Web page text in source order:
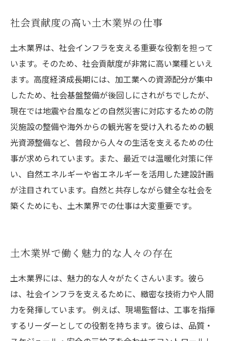
社会貢献度の高い土木業界の仕事
土木業界は、社会インフラを支える重要な役割を担って
います。そのため、社会貢献度が非常に高い業種といえ
ます。高度経済成長期には、加工業への資源配分が集中
したため、社会基盤整備が後回しにされがちでしたが、
現在では地震や台風などの自然災害に対応するための防
災施設の整備や海外からの観光客を受け入れるための観
光資源整備など、普段から人々の生活を支えるための仕
事が求められています。また、最近では温暖化対策に伴
い、自然エネルギーや省エネルギーを活用した建設計画
が注目されています。自然と共存しながら健全な社会を
築くためにも、土木業界での仕事は大変重要です。
土木業界で働く魅力的な人々の存在
土木業界には、魅力的な人々がたくさんいます。彼ら
は、社会インフラを支えるために、緻密な技術力や人間
力を発揮しています。 例えば、現場監督は、工事を指揮
するリーダーとしての役割を持ちます。彼らは、品質・